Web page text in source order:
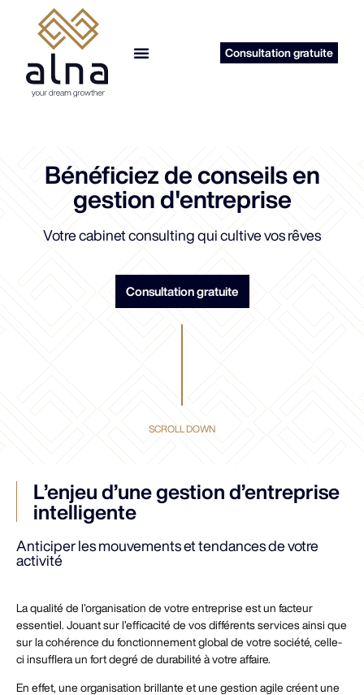
Consultation gratuite
Bénéficiez de conseils en
gestion d'entreprise
Votre cabinet consulting qui cultive vos rêves
Consultation gratuite
SCROLL DOWN
L’enjeu d’une gestion d’entreprise
intelligente
Anticiper les mouvements et tendances de votre
activité
La qualité de l’organisation de votre entreprise est un facteur
essentiel. Jouant sur l’efficacité de vos différents services ainsi que
sur la cohérence du fonctionnement global de votre société, celle-
ci insufflera un fort degré de durabilité à votre affaire.
En effet, une organisation brillante et une gestion agile créent une